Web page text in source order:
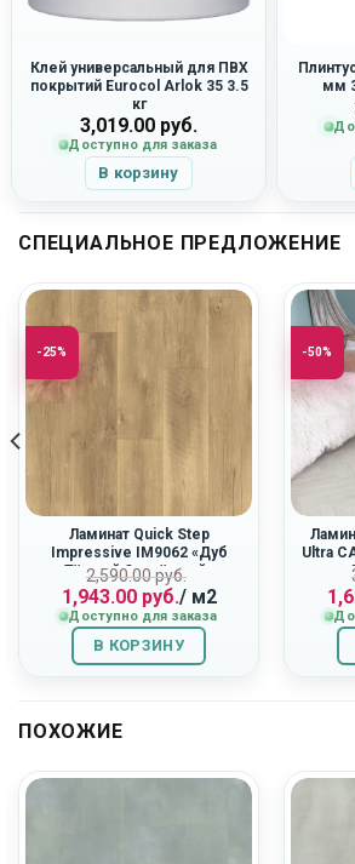
Клей универсальный для ПВХ
покрытий Eurocol Arlok 35 3.5
кг
3,019.00 руб.
Доступно для заказа
В корзину
мм
СПЕЦИАЛЬНОЕ ПРЕДЛОЖЕНИЕ
-25%
Ламинат Quick Step
Impressive IM9062 «Дуб
Тёплый Опалённый»
2,590.00руб.
Первоначальная
цена
составляла
2,590.00
руб..
1,943.00руб.
Текущая
цена:
1,943.00
руб..
/ м2
Доступно для заказа
В КОРЗИНУ
-50%
Ultra
ПОХОЖИЕ